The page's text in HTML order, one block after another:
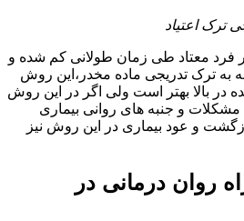
اعتیاد
معتاد طی زمان طولانی کم شده و
به ترک تدریجی ماده مخدر،این روش
بالا بهتر است ولی اگر در این روش
و جنبه های روانی بیماری
و عود بیماری در این روش نیز
روان درمانی در